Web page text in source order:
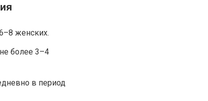
женских.
более 3–4
в период